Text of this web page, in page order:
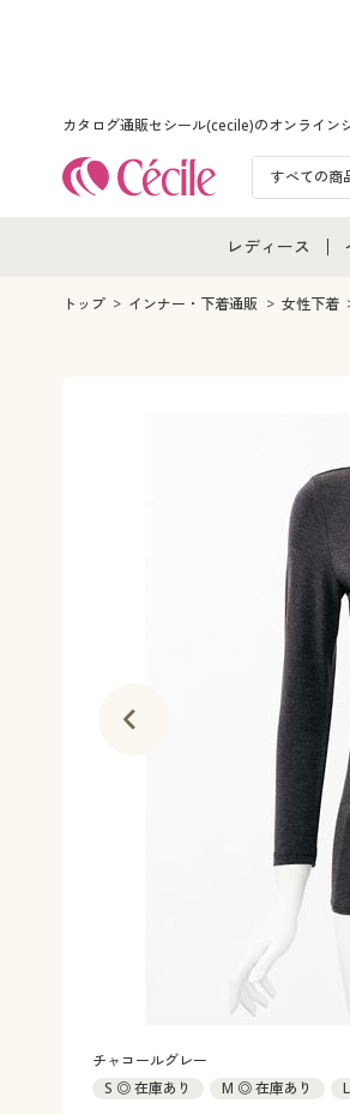
カタログ通販セシール(cecile)のオンライン
レディース
レディース通販
トップ インナー・下着通販 女性下着
チャコールグレー
S ◎ 在庫あり
M ◎ 在庫あり